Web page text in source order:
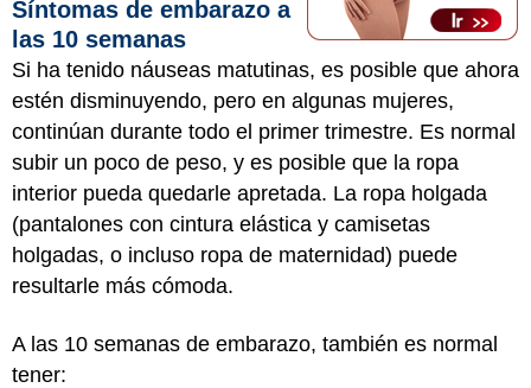
Síntomas de embarazo a
las 10 semanas
Si ha tenido náuseas matutinas, es posible que ahora
estén disminuyendo, pero en algunas mujeres,
continúan durante todo el primer trimestre. Es normal
subir un poco de peso, y es posible que la ropa
interior pueda quedarle apretada. La ropa holgada
(pantalones con cintura elástica y camisetas
holgadas, o incluso ropa de maternidad) puede
resultarle más cómoda.
A las 10 semanas de embarazo, también es normal
tener: